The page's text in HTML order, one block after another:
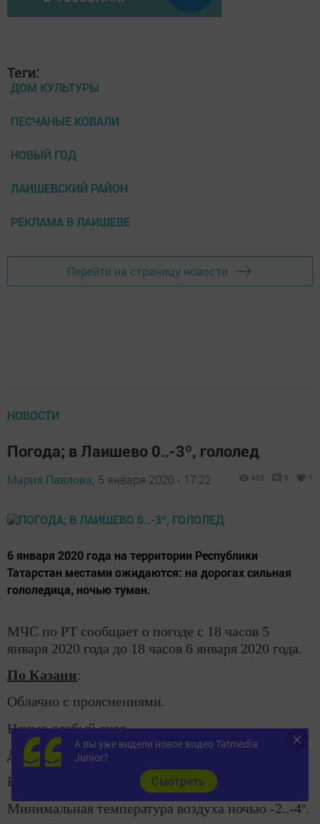
Теги:
ДОМ КУЛЬТУРЫ
ПЕСЧАНЫЕ КОВАЛИ
НОВЫЙ ГОД
ЛАИШЕВСКИЙ РАЙОН
РЕКЛАМА В ЛАИШЕВЕ
Перейти на страницу новости
НОВОСТИ
Погода; в Лаишево 0..-3º, гололед
Мария Павлова, 5 января 2020 - 17:22 903 0 1
6 января 2020 года на территории Республики
Татарстан местами ожидаются: на дорогах сильная
гололедица, ночью туман.
МЧС по РТ сообщает о погоде с 18 часов 5
января 2020 года до 18 часов 6 января 2020 года.
По Казани:
Облачно с прояснениями.
Ночью слабый снег.
Днем без существенных осадков.
Ветер западный, северо-западный 4-9 м/с.
Минимальная температура воздуха ночью -2..-4º.
А вы уже видели новое видео Tatmedia
Junior?
Cмотреть